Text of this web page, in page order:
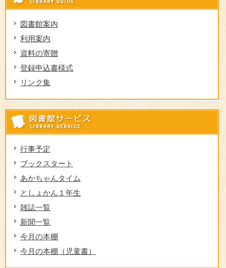
図書館案内
利用案内
資料の寄贈
登録申込書様式
リンク集
行事予定
ブックスタート
あかちゃんタイム
としょかん１年生
雑誌一覧
新聞一覧
今月の本棚
今月の本棚（児童書）